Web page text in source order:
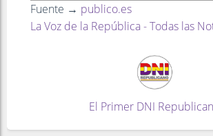
Fuente → publico.es
La Voz de la República - Todas las
El Primer DNI